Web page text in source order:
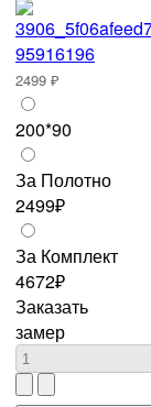
2499 ₽
200*90
За Полотно
2499₽
За Комплект
4672₽
Заказать
замер